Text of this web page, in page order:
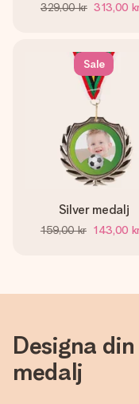
329,00 kr 313,00
Sale
Silver medalj
159,00 kr 143,00
Designa
medalj